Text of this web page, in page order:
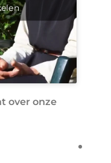
over onze